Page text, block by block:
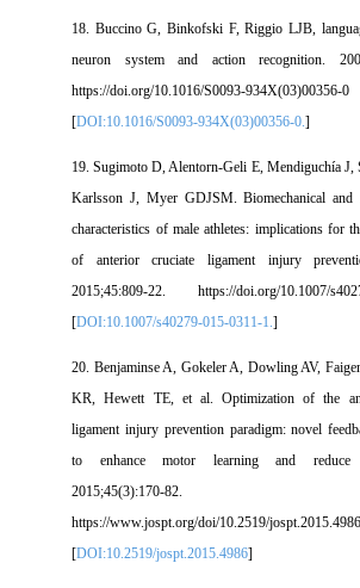
18. Buccino G, Binkofski F, Riggio LJB,
neuron system and action recognition.
https://doi.org/10.1016/S0093-934X(03)00356-0
[DOI:10.1016/S0093-934X(03)00356-0.
19. Sugimoto D, Alentorn-Geli E, Mendiguchía
Karlsson J, Myer GDJSM. Biomechanical
characteristics of male athletes: implications for
of anterior cruciate ligament injury
2015;45:809-22. https://doi.org/10.1007/
[DOI:10.1007/s40279-015-0311-1.
20. Benjaminse A, Gokeler A, Dowling AV,
KR, Hewett TE, et al. Optimization of the
ligament injury prevention paradigm: novel
to enhance motor learning and
2015;45(3):170-82.
https://www.jospt.org/doi/10.2519/
[DOI:10.2519/jospt.2015.4986